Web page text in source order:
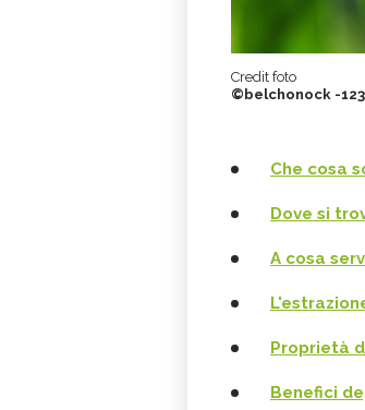
Credit foto
©belchonock -
Che cosa
Dove si
A cosa
Proprietà
Benefici